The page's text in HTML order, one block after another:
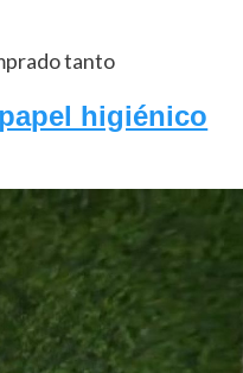
tanto
higiénico